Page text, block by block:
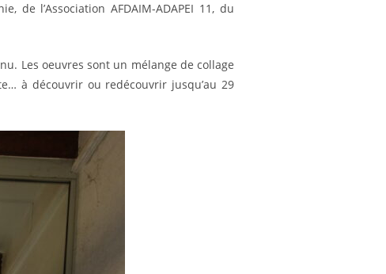
l’Association AFDAIM-ADAPEI 11, du
Les oeuvres sont un mélange de collage
à découvrir ou redécouvrir jusqu’au 29